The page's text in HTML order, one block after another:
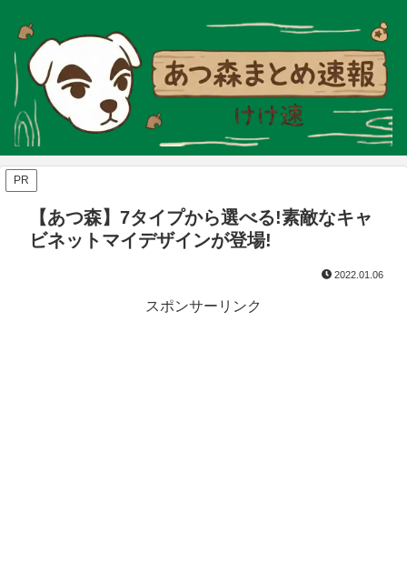
PR
【あつ森】7タイプから選べる!素敵なキャ
ビネットマイデザインが登場!
2022.01.06
スポンサーリンク